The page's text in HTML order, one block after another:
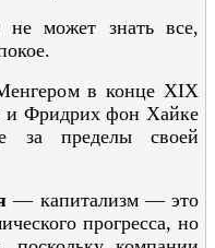
может знать все,
в конце XIX
и Фридрих фон Хайке
за пределы своей
— капитализм — это
прогресса, но